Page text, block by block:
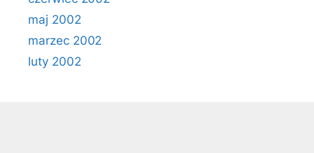
maj 2002
marzec 2002
luty 2002